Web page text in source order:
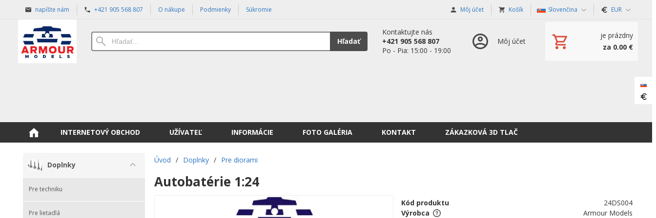
napíšte nám +421 905 568 807 O nákupe Podmienky Súkromie Môj účet Košík Slovenčina EUR
Hľadať
Kontaktujte nás
+421 905 568 807
Po - Pia: 15:00 - 19:00
Môj účet
je prázdny
za 0.00 €
INTERNETOVÝ OBCHOD UŽÍVATEĽ INFORMÁCIE FOTO GALÉRIA KONTAKT ZÁKAZKOVÁ 3D TLAČ
Doplnky
Pre techniku
Pre lietadlá
Úvod / Doplnky / Pre diorami
Autobatérie 1:24
Kód produktu
24DS004
Výrobca
Armour Models